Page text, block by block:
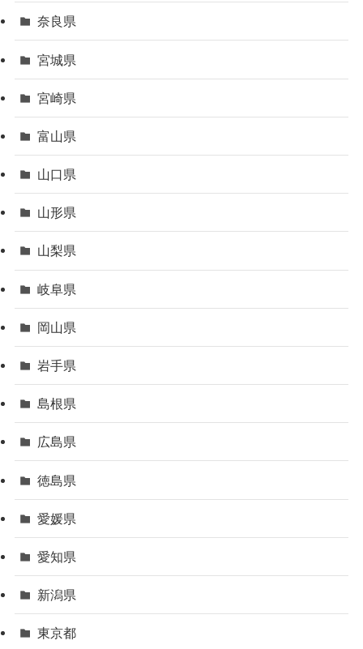
奈良県
宮城県
宮崎県
富山県
山口県
山形県
山梨県
岐阜県
岡山県
岩手県
島根県
広島県
徳島県
愛媛県
愛知県
新潟県
東京都